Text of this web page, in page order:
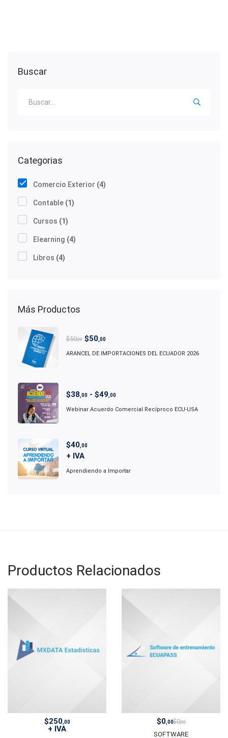
Buscar
Categorias
Comercio Exterior (4)
Contable (1)
Cursos (1)
Elearning (4)
Libros (4)
Más Productos
$50,00 $50,00
ARANCEL DE IMPORTACIONES DEL ECUADOR 2026
$38 ,00 - $49 ,00
Webinar Acuerdo Comercial Recíproco ECU-USA
$40,00
+ IVA
Aprendiendo a Importar
Productos Relacionados
$250,00
+ IVA
$0,00$0,00
SOFTWARE